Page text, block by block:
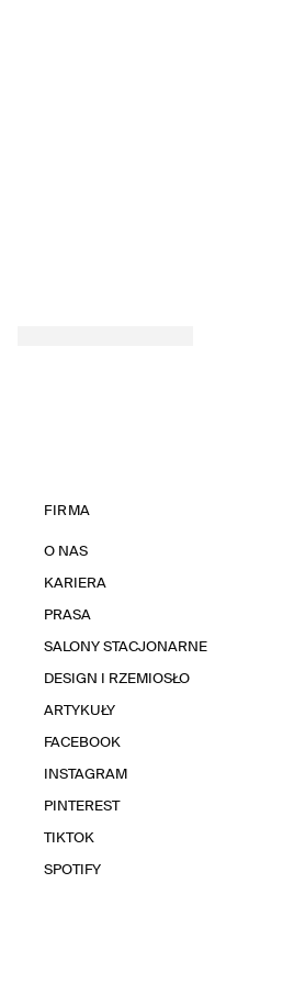
FIRMA
O NAS
KARIERA
PRASA
SALONY STACJONARNE
DESIGN I RZEMIOSŁO
ARTYKUŁY
FACEBOOK
INSTAGRAM
PINTEREST
TIKTOK
SPOTIFY